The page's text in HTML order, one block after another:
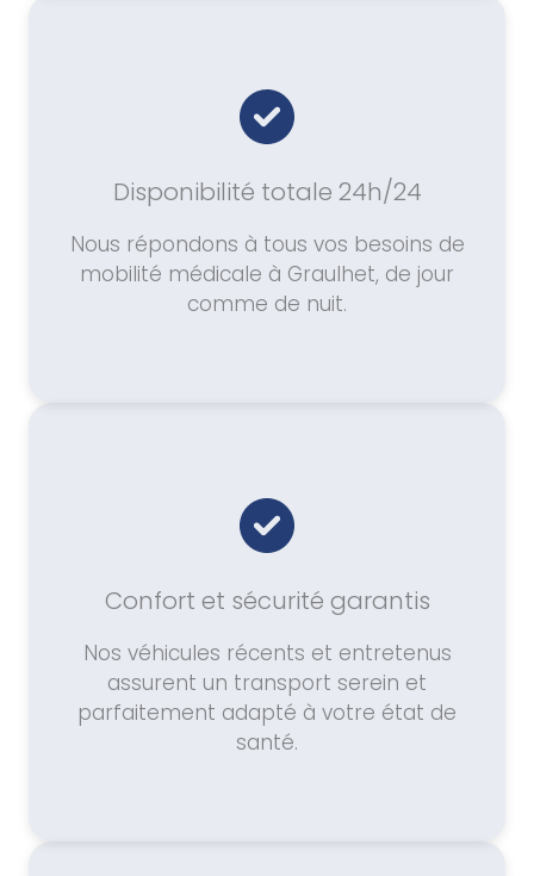
Disponibilité totale 24h/24
Nous répondons à tous vos besoins de
mobilité médicale à Graulhet, de jour
comme de nuit.
Confort et sécurité garantis
Nos véhicules récents et entretenus
assurent un transport serein et
parfaitement adapté à votre état de
santé.